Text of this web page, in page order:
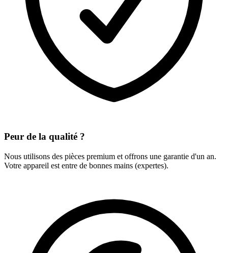
Peur de la qualité ?
Nous utilisons des pièces premium et offrons une garantie d'un an.
Votre appareil est entre de bonnes mains (expertes).